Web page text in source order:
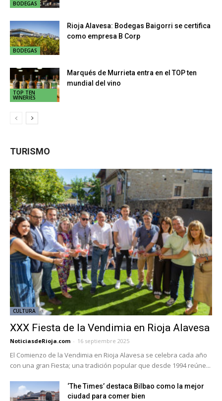
BODEGAS
BODEGAS
Rioja Alavesa: Bodegas Baigorri se certifica
como empresa B Corp
TOP TEN
WINERIES
Marqués de Murrieta entra en el TOP ten
mundial del vino
TURISMO
CULTURA
XXX Fiesta de la Vendimia en Rioja Alavesa
NoticiasdeRioja.com - 16 septiembre 2025
El Comienzo de la Vendimia en Rioja Alavesa se celebra cada año
con una gran Fiesta; una tradición popular que desde 1994 reúne...
‘The Times’ destaca Bilbao como la mejor
ciudad para comer bien